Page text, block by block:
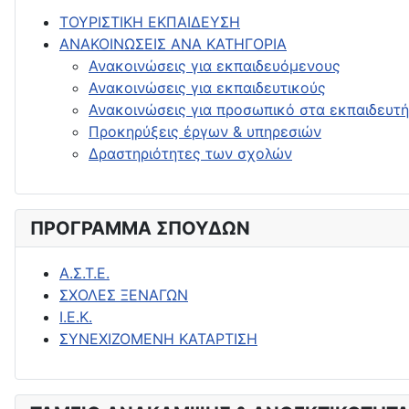
ΤΟΥΡΙΣΤΙΚΗ ΕΚΠΑΙΔΕΥΣΗ
ΑΝΑΚΟΙΝΩΣΕΙΣ ΑΝΑ ΚΑΤΗΓΟΡΙΑ
Ανακοινώσεις για εκπαιδευόμενους
Ανακοινώσεις για εκπαιδευτικούς
Ανακοινώσεις για προσωπικό στα
Προκηρύξεις έργων & υπηρεσιών
Δραστηριότητες των σχολών
ΠΡΟΓΡΑΜΜΑ ΣΠΟΥΔΩΝ
Α.Σ.Τ.Ε.
ΣΧΟΛΕΣ ΞΕΝΑΓΩΝ
Ι.Ε.Κ.
ΣΥΝΕΧΙΖΟΜΕΝΗ ΚΑΤΑΡΤΙΣΗ